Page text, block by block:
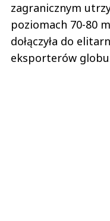
zagranicznym
poziomach 70-80
dołączyła do
eksporterów